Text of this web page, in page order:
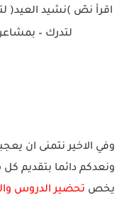
اقرأ نصّ )نشيد العيد(
لتدرك –
وفي الاخير نتمنى ان
ونعدكم دائما بتقديم
يخص تحضير الدروس